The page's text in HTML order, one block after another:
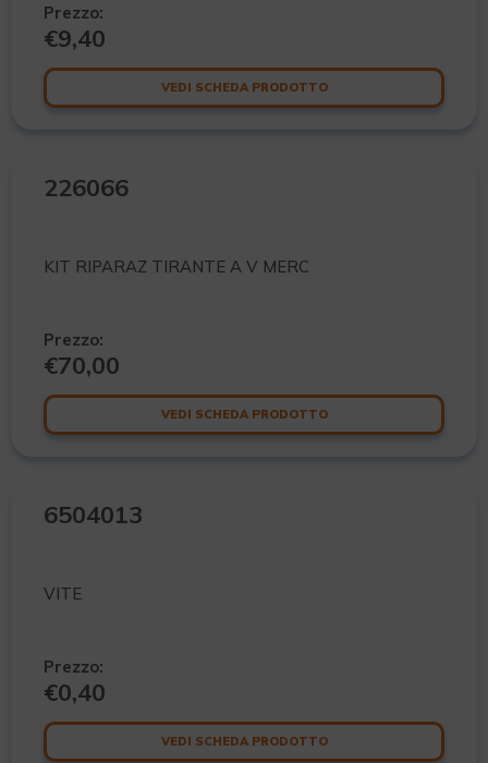
Prezzo:
€9,40
VEDI SCHEDA PRODOTTO
226066
KIT RIPARAZ TIRANTE A V MERC
Prezzo:
€70,00
VEDI SCHEDA PRODOTTO
6504013
VITE
Prezzo:
€0,40
VEDI SCHEDA PRODOTTO